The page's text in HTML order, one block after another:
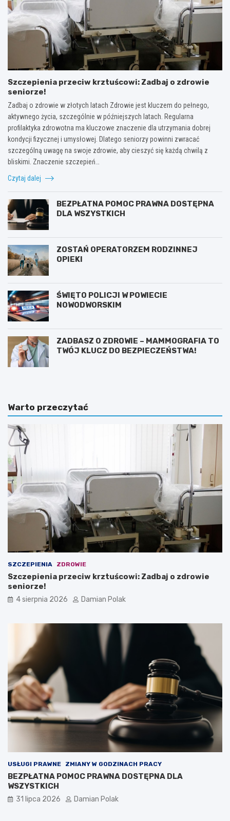
Szczepienia przeciw krztuścowi: Zadbaj o zdrowie
seniorze!
Zadbaj o zdrowie w złotych latach Zdrowie jest kluczem do pełnego,
aktywnego życia, szczególnie w późniejszych latach. Regularna
profilaktyka zdrowotna ma kluczowe znaczenie dla utrzymania dobrej
kondycji fizycznej i umysłowej. Dlatego seniorzy powinni zwracać
szczególną uwagę na swoje zdrowie, aby cieszyć się każdą chwilą z
bliskimi. Znaczenie szczepień…
Czytaj dalej
BEZPŁATNA POMOC PRAWNA DOSTĘPNA
DLA WSZYSTKICH
ZOSTAŃ OPERATORZEM RODZINNEJ
OPIEKI
ŚWIĘTO POLICJI W POWIECIE
NOWODWORSKIM
ZADBASZ O ZDROWIE – MAMMOGRAFIA TO
TWÓJ KLUCZ DO BEZPIECZEŃSTWA!
Warto przeczytać
SZCZEPIENIA ZDROWIE
Szczepienia przeciw krztuścowi: Zadbaj o zdrowie
seniorze!
4 sierpnia 2026 Damian Polak
USŁUGI PRAWNE ZMIANY W GODZINACH PRACY
BEZPŁATNA POMOC PRAWNA DOSTĘPNA DLA
WSZYSTKICH
31 lipca 2026 Damian Polak